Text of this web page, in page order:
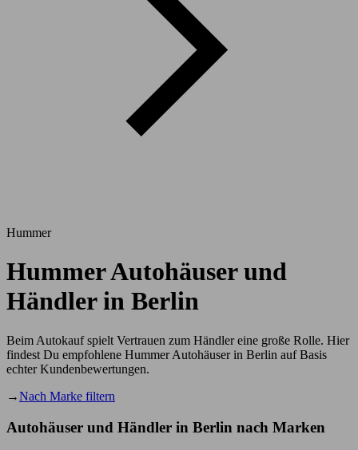
Hummer
Hummer Autohäuser und
Händler in Berlin
Beim Autokauf spielt Vertrauen zum Händler eine große Rolle. Hier
findest Du empfohlene Hummer Autohäuser in Berlin auf Basis
echter Kundenbewertungen.
→Nach Marke filtern
Autohäuser und Händler in Berlin nach Marken